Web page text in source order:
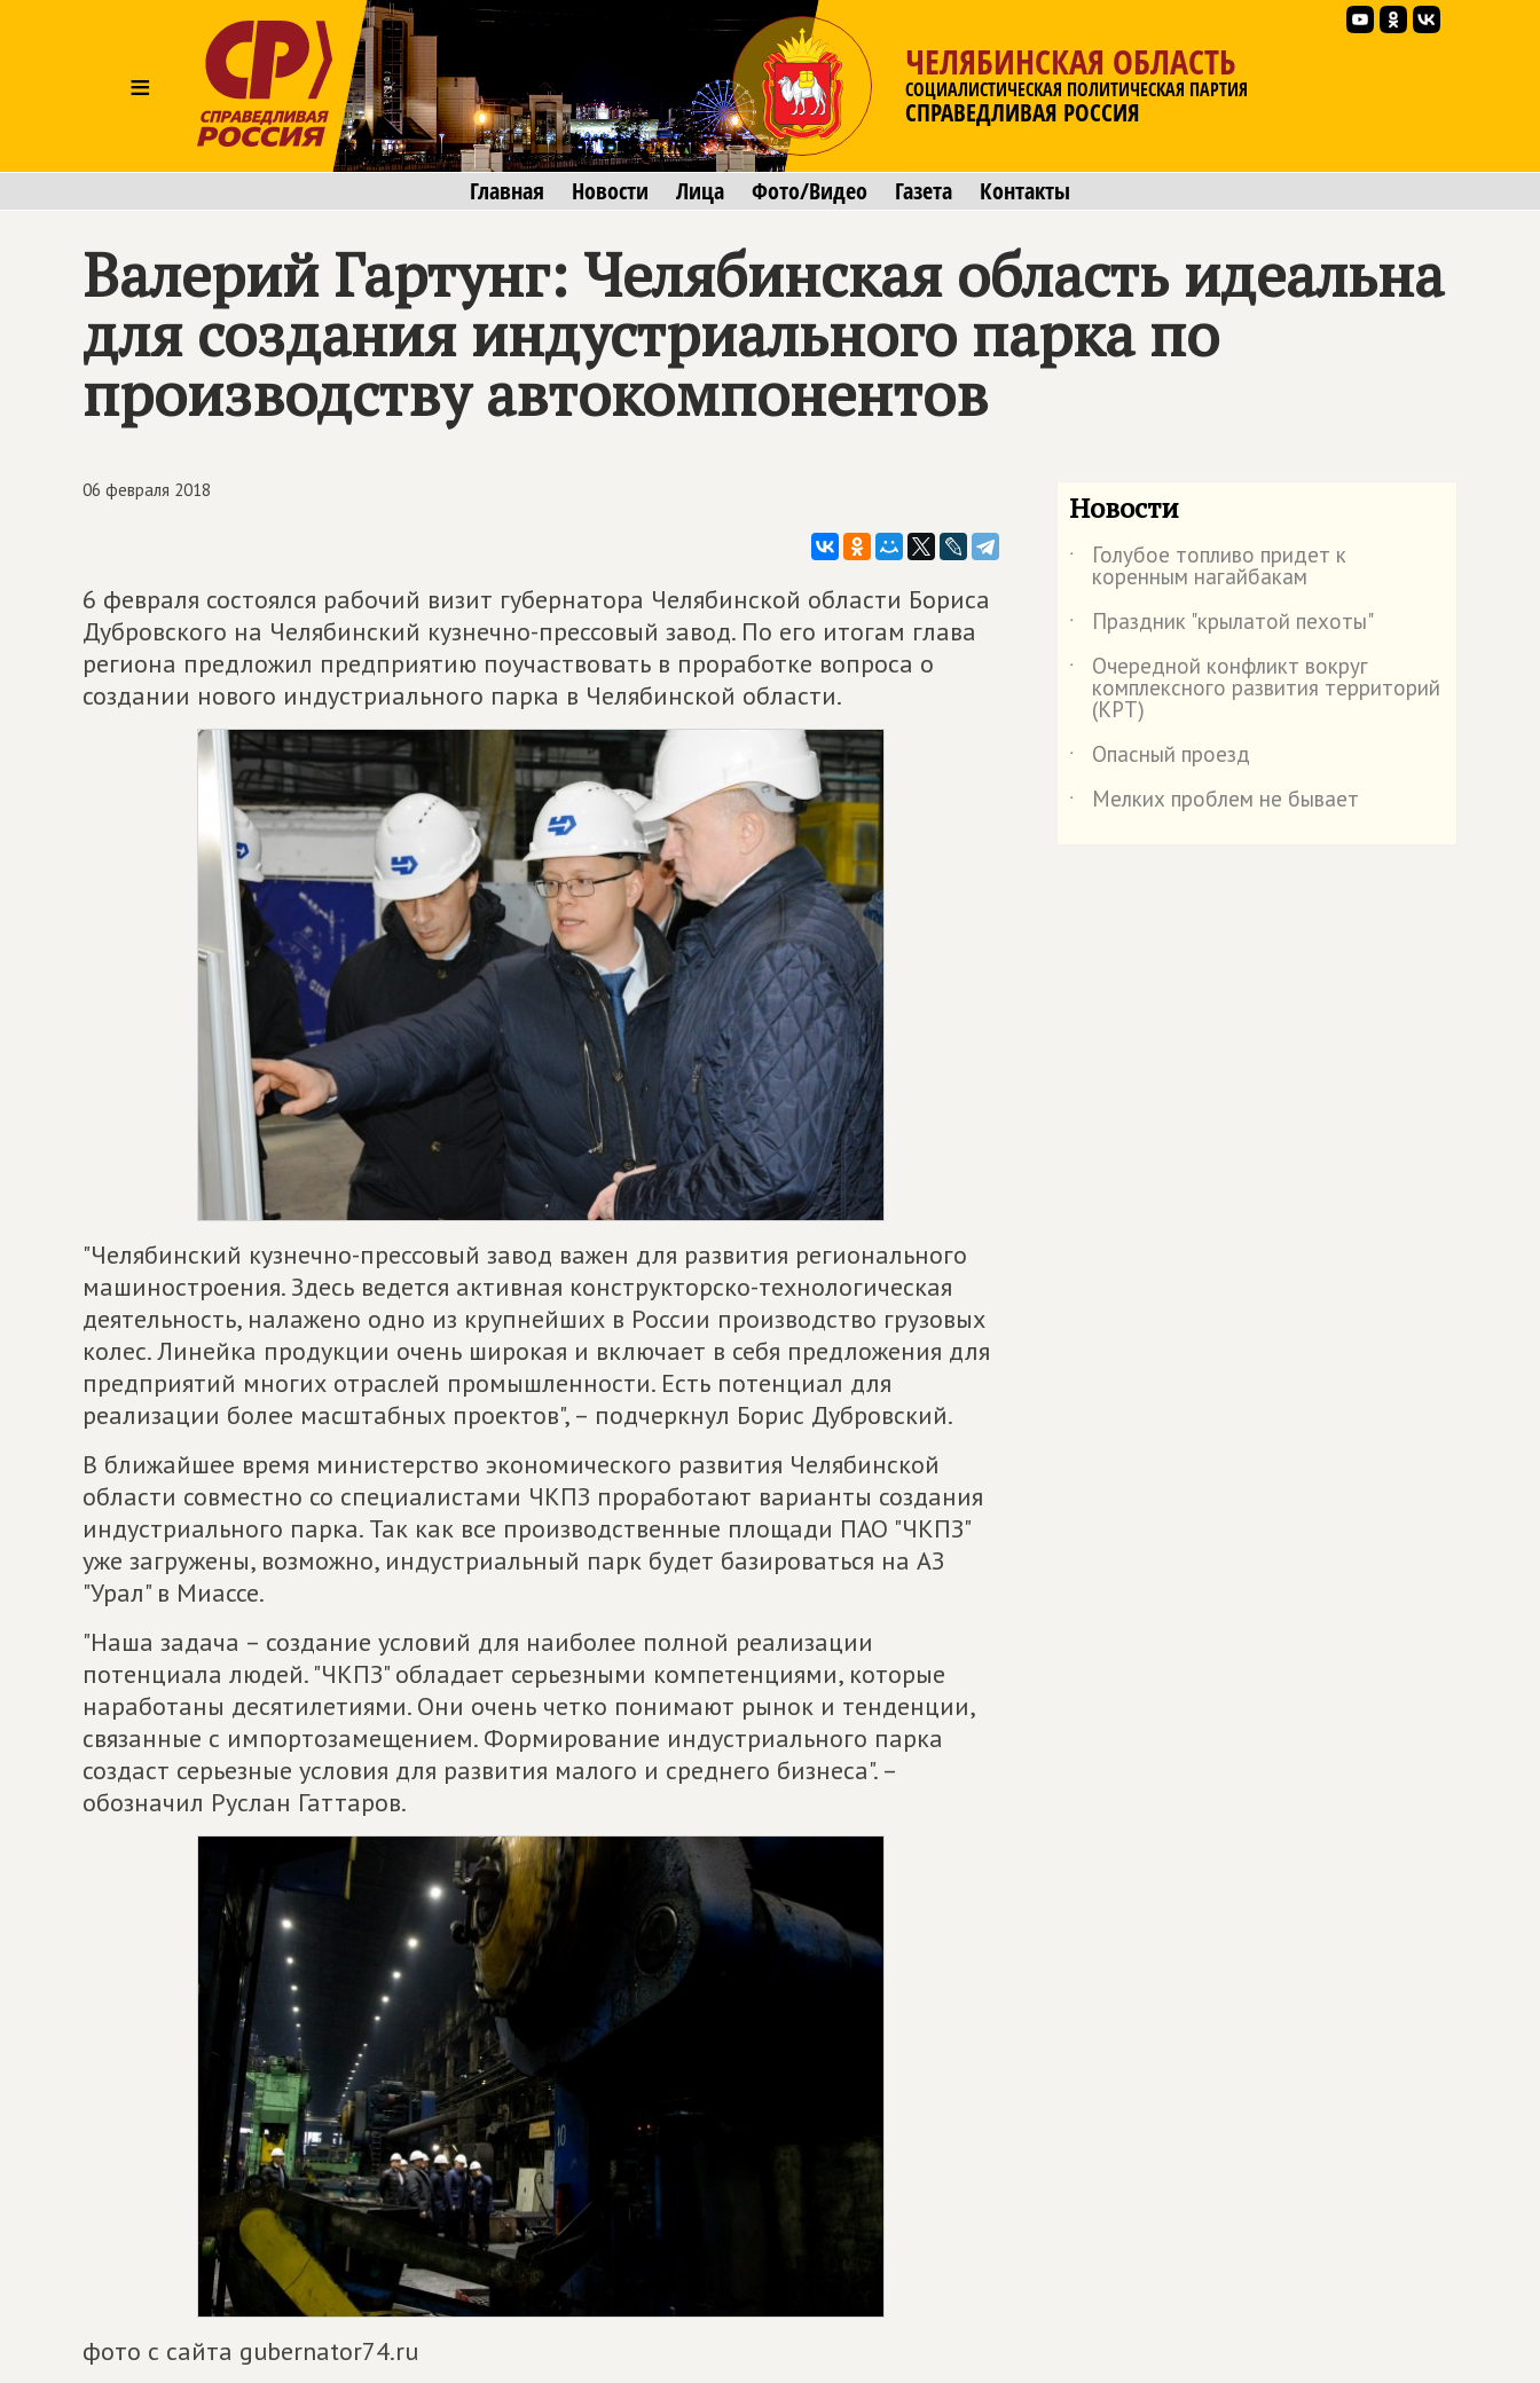
≡
ЧЕЛЯБИНСКАЯ ОБЛАСТЬ
СОЦИАЛИСТИЧЕСКАЯ ПОЛИТИЧЕСКАЯ ПАРТИЯ
СПРАВЕДЛИВАЯ РОССИЯ
Главная Новости Лица Фото/Видео Газета Контакты
Валерий Гартунг: Челябинская область идеальна
для создания индустриального парка по
производству автокомпонентов
06 февраля 2018
6 февраля состоялся рабочий визит губернатора Челябинской области Бориса
Дубровского на Челябинский кузнечно-прессовый завод. По его итогам глава
региона предложил предприятию поучаствовать в проработке вопроса о
создании нового индустриального парка в Челябинской области.
"Челябинский кузнечно-прессовый завод важен для развития регионального
машиностроения. Здесь ведется активная конструкторско-технологическая
деятельность, налажено одно из крупнейших в России производство грузовых
колес. Линейка продукции очень широкая и включает в себя предложения для
предприятий многих отраслей промышленности. Есть потенциал для
реализации более масштабных проектов", – подчеркнул Борис Дубровский.
В ближайшее время министерство экономического развития Челябинской
области совместно со специалистами ЧКПЗ проработают варианты создания
индустриального парка. Так как все производственные площади ПАО "ЧКПЗ"
уже загружены, возможно, индустриальный парк будет базироваться на АЗ
"Урал" в Миассе.
"Наша задача – создание условий для наиболее полной реализации
потенциала людей. "ЧКПЗ" обладает серьезными компетенциями, которые
наработаны десятилетиями. Они очень четко понимают рынок и тенденции,
связанные с импортозамещением. Формирование индустриального парка
создаст серьезные условия для развития малого и среднего бизнеса". –
обозначил Руслан Гаттаров.
фото с сайта gubernator74.ru
Новости
˙ Голубое топливо придет к
коренным нагайбакам
˙
Праздник "крылатой пехоты"
˙
Очередной конфликт вокруг
комплексного развития территорий
(КРТ)
˙
Опасный проезд
˙
Мелких проблем не бывает